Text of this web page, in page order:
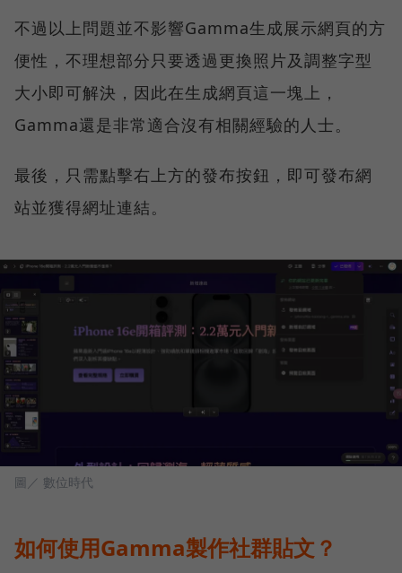
不過以上問題並不影響Gamma生成展示網頁的方
便性，不理想部分只要透過更換照片及調整字型
大小即可解決，因此在生成網頁這一塊上，
Gamma還是非常適合沒有相關經驗的人士。
最後，只需點擊右上方的發布按鈕，即可發布網
站並獲得網址連結。
圖／ 數位時代
如何使用Gamma製作社群貼文？